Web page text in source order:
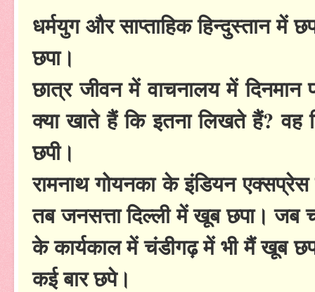
धर्मयुग और साप्ताहिक हिन्दुस्तान में
छपा।
छात्र जीवन में वाचनालय में
क्या खाते हैं कि इतना लिखते हैं? वह
छपी।
रामनाथ गोयनका के इंडियन
तब जनसत्ता दिल्ली में खूब छपा।
के कार्यकाल में चंडीगढ़ में भी मैं खूब
कई बार छपे।